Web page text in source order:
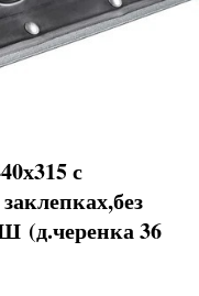
с
36